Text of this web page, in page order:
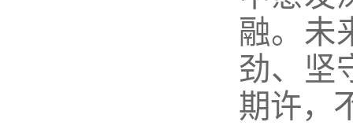
融。未
劲、坚
期许，